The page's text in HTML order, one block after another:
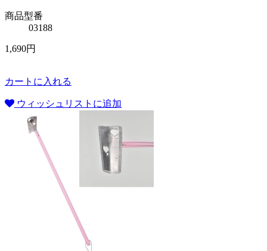
商品型番
03188
1,690円
カートに入れる
ウィッシュリストに追加